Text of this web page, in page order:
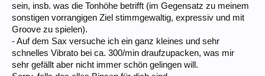
sein, insb. was die Tonhöhe betrifft (im Gegensatz zu meinem
sonstigen vorrangigen Ziel stimmgewaltig, expressiv und mit
Groove zu spielen).
- Auf dem Sax versuche ich ein ganz kleines und sehr
schnelles Vibrato bei ca. 300/min draufzupacken, was mir
sehr gefällt aber nicht immer schön gelingen will.